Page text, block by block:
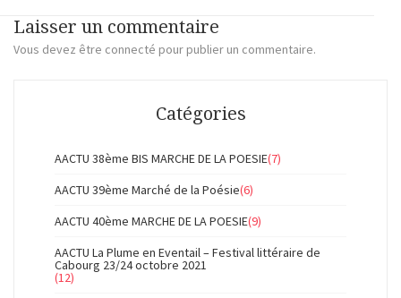
Laisser un commentaire
Vous devez être connecté pour publier un commentaire.
Catégories
AACTU 38ème BIS MARCHE DE LA POESIE(7)
AACTU 39ème Marché de la Poésie(6)
AACTU 40ème MARCHE DE LA POESIE(9)
AACTU La Plume en Eventail – Festival littéraire de
Cabourg 23/24 octobre 2021
(12)